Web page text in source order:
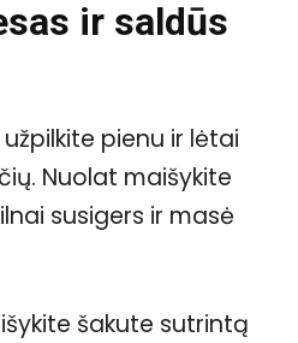
ir saldūs
pienu ir lėtai
Nuolat maišykite
susigers ir masė
šakute sutrintą